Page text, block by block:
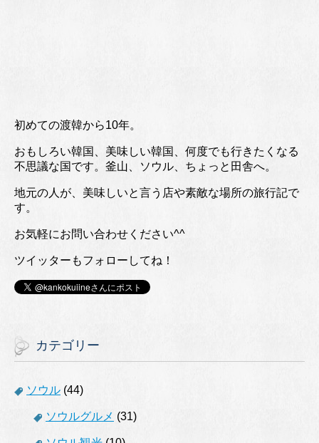
初めての渡韓から10年。
おもしろい韓国、美味しい韓国、何度でも行きたくなる
不思議な国です。釜山、ソウル、ちょっと田舎へ。
地元の人が、美味しいと言う店や素敵な場所の旅行記で
す。
お気軽にお問い合わせください^^
ツイッターもフォローしてね！
カテゴリー
ソウル (44)
ソウルグルメ (31)